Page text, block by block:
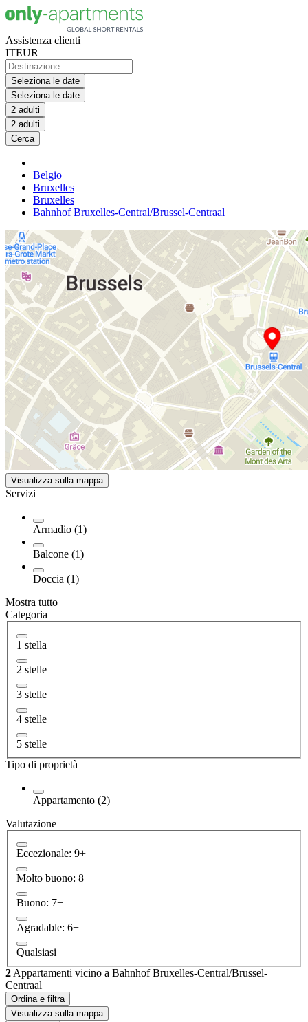
Assistenza clienti
ITEUR
Seleziona le date
Seleziona le date
2 adulti
2 adulti
Cerca
Belgio
Bruxelles
Bruxelles
Bahnhof Bruxelles-Central/Brussel-Centraal
Visualizza sulla mappa
Servizi
Armadio (1)
Balcone (1)
Doccia (1)
Mostra tutto
Categoria
1 stella
2 stelle
3 stelle
4 stelle
5 stelle
Tipo di proprietà
Appartamento (2)
Valutazione
Eccezionale: 9+
Molto buono: 8+
Buono: 7+
Agradable: 6+
Qualsiasi
2 Appartamenti vicino a Bahnhof Bruxelles-Central/Brussel-
Centraal
Ordina e filtra
Visualizza sulla mappa